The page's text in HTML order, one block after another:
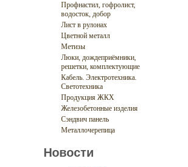
Профнастил, гофролист,
водосток, добор
Лист в рулонах
Цветной металл
Метизы
Люки, дождеприёмники,
решетки, комплектующие
Кабель. Электротехника.
Светотехника
Продукция ЖКХ
Железобетонные изделия
Сэндвич панель
Металлочерепица
Новости